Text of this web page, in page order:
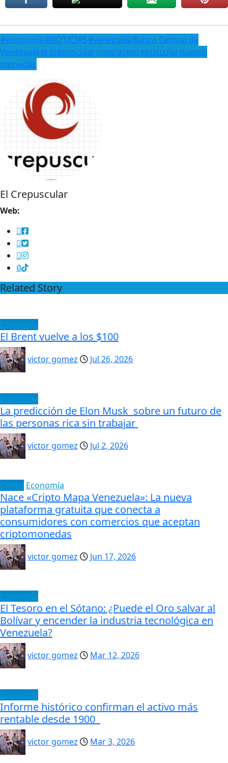
#economía#NOTICIAS#venezuela Banco Central de
Venezuelael crepuscularnoticiaselcrepuscularnuevas
monedas
El Crepuscular
Web:
Related Story
El Brent vuelve a los $100
victor gomez Jul 26, 2026
La predicción de Elon Musk sobre un futuro de
las personas rica sin trabajar
victor gomez Jul 2, 2026
Economía
Nace «Cripto Mapa Venezuela»: La nueva
plataforma gratuita que conecta a
consumidores con comercios que aceptan
criptomonedas
victor gomez Jun 17, 2026
El Tesoro en el Sótano: ¿Puede el Oro salvar al
Bolívar y encender la industria tecnológica en
Venezuela?
victor gomez Mar 12, 2026
Informe histórico confirman el activo más
rentable desde 1900
victor gomez Mar 3, 2026